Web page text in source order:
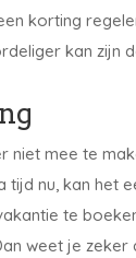
korting
kan zijn
niet mee te
tijd nu, kan het
te
weet je zeker